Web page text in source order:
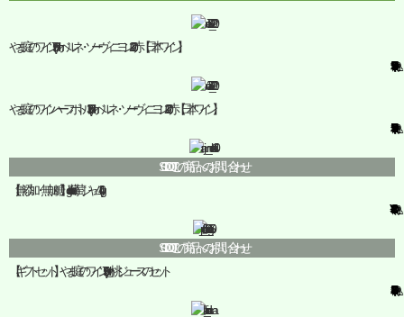
やま庭のワイン(750ml)カベルネ・ソーヴィニヨン2020赤【日本ワイン】
¥4,950
やま庭のワイン ハーフボトル(375ml)カベルネ・ソーヴィニヨン2020赤【日本ワイン】
¥2,530
SOLD OUTこの商品へのお問い合わせ
【無添加・無加糖】gohoubi葡萄ジャム(140g)
¥820
SOLD OUTこの商品へのお問い合わせ
【ギフトセット】やま庭のワイン(750ml)と桃ジュースのセット
¥6,860